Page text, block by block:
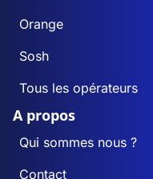
Orange
Sosh
Tous les opérateurs
A propos
Qui sommes nous ?
Contact